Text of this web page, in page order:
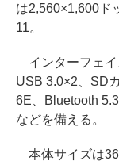
は2,560×1,600ド
11。
インターフェイ
USB 3.0×2、SD
6E、Bluetooth
などを備える。
本体サイズは